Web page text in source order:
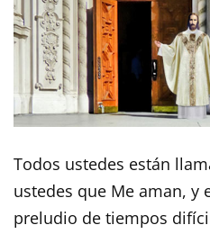
Todos ustedes están
ustedes que Me aman, y
preludio de tiempos